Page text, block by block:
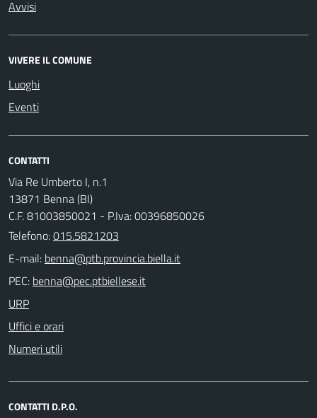
Avvisi
VIVERE IL COMUNE
Luoghi
Eventi
CONTATTI
Via Re Umberto I, n.1
13871 Benna (BI)
C.F. 81003850021 - P.Iva: 00396850026
Telefono:015.5821203
E-mail:
PEC:
URP
Uffici e orari
Numeri utili
CONTATTI D.P.O.